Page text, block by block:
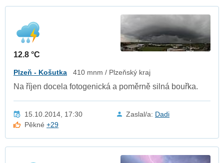
12.8 °C
Plzeň - Košutka 410 mnm / Plzeňský kraj
Na říjen docela fotogenická a poměrně silná bouřka.
15.10.2014, 17:30 Zaslal/a: Dadi
Pěkné+29